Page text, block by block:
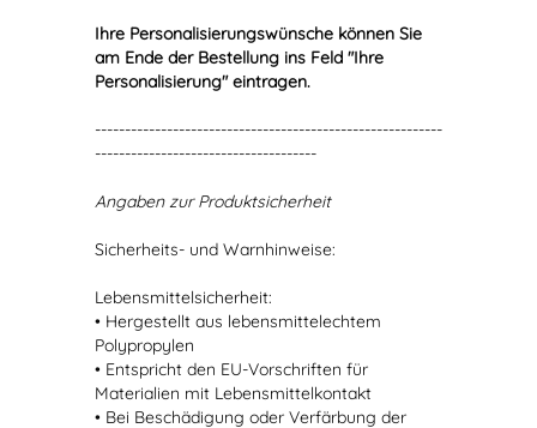
Ihre Personalisierungswünsche können Sie
am Ende der Bestellung ins Feld "Ihre
Personalisierung" eintragen.
----------------------------------------------------------
-------------------------------------
Angaben zur Produktsicherheit
Sicherheits- und Warnhinweise:
Lebensmittelsicherheit:
• Hergestellt aus lebensmittelechtem
Polypropylen
• Entspricht den EU-Vorschriften für
Materialien mit Lebensmittelkontakt
• Bei Beschädigung oder Verfärbung der